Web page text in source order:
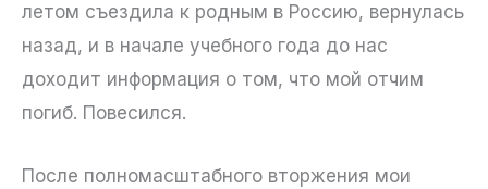
летом съездила к родным в Россию, вернулась
назад, и в начале учебного года до нас
доходит информация о том, что мой отчим
погиб. Повесился.
После полномасштабного вторжения мои